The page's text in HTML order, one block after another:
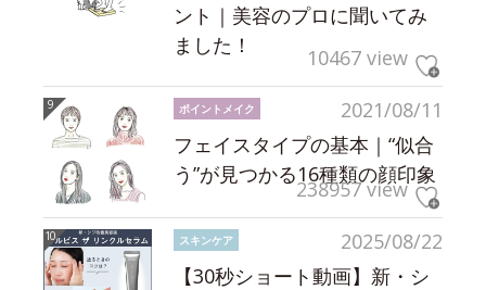
ント｜美容のプロに聞いてみ
ました！
10467 view
2021/08/11
ポイントメイク
フェイスタイプの基本｜“似合
う”が見つかる16種類の顔印象
238957 view
2025/08/22
スキンケア
【30秒ショート動画】新・シ